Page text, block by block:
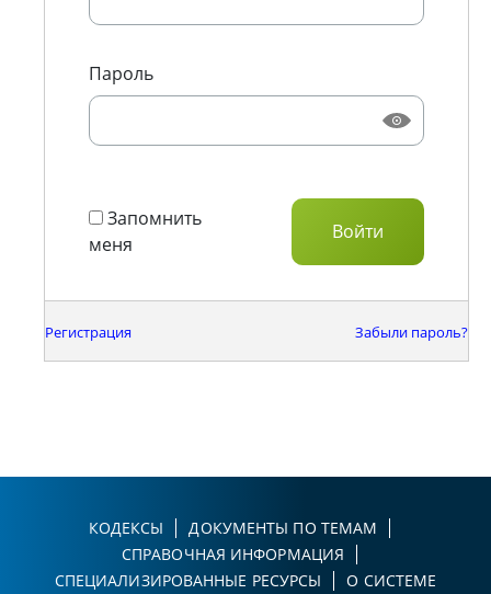
Пароль
Запомнить
меня
Регистрация Забыли пароль?
КОДЕКСЫ
ДОКУМЕНТЫ ПО ТЕМАМ
СПРАВОЧНАЯ ИНФОРМАЦИЯ
СПЕЦИАЛИЗИРОВАННЫЕ РЕСУРСЫ
О СИСТЕМЕ